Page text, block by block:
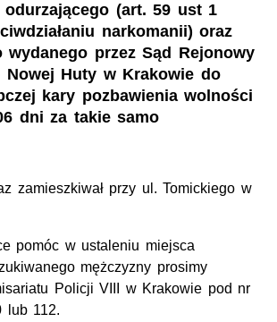
(art. 59 ust 1
narkomanii) oraz
wydanego przez Sąd Rejonowy
Nowej Huty w Krakowie do
kary pozbawienia wolności
dni za takie samo
zamieszkiwał przy ul. Tomickiego w
pomóc w ustaleniu miejsca
mężczyzny prosimy
Policji VIII w Krakowie pod nr
lub 112.